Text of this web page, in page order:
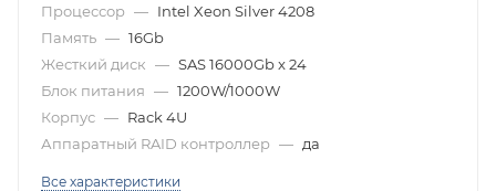
Процессор — Intel Xeon Silver 4208
Память — 16Gb
Жесткий диск — SAS 16000Gb x 24
Блок питания — 1200W/1000W
Корпус — Rack 4U
Аппаратный RAID контроллер — да
Все характеристики